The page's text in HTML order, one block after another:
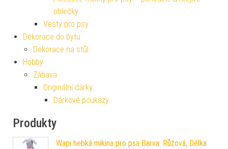
oblečky
Vesty pro psy
Dekorace do bytu
Dekorace na stůl
Hobby
Zábava
Originální dárky
Dárkové poukazy
Produkty
Wapi hebká mikina pro psa Barva: Růžová, Délka